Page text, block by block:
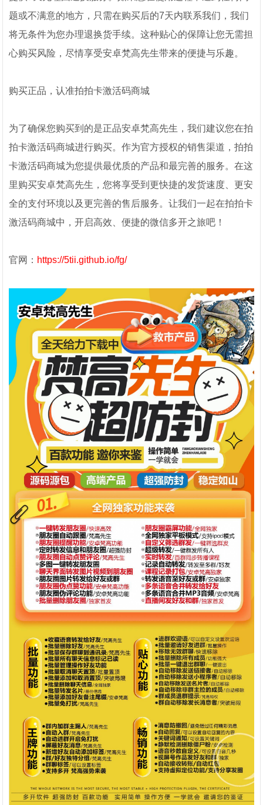
题或不满意的地方，只需在购买后的7天内联系我们，我们
将无条件为您办理退换货手续。这种贴心的保障让您无需担
心购买风险，尽情享受安卓梵高先生带来的便捷与乐趣。
购买正品，认准拍拍卡激活码商城
为了确保您购买到的是正品安卓梵高先生，我们建议您在拍
拍卡激活码商城进行购买。作为官方授权的销售渠道，拍拍
卡激活码商城为您提供最优质的产品和最完善的服务。在这
里购买安卓梵高先生，您将享受到更快捷的发货速度、更安
全的支付环境以及更完善的售后服务。让我们一起在拍拍卡
激活码商城中，开启高效、便捷的微信多开之旅吧！
官网： https://5tii.github.io/fg/